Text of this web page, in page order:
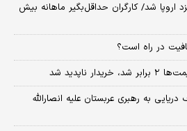
اروپا شد/ کارگران حداقل‌بگیر ماهانه بیش
در راه است؟
ناپدید شد
به رهبری عربستان علیه انصارالله